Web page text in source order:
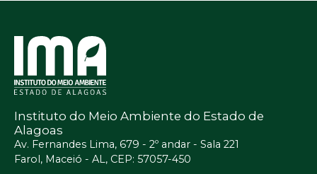
Instituto do Meio Ambiente do Estado de
Alagoas
Av. Fernandes Lima, 679 - 2º andar - Sala 221
Farol, Maceió - AL, CEP: 57057-450